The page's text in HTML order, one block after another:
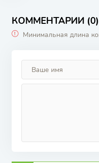
КОММЕНТАРИИ (0)
Минимальная длина